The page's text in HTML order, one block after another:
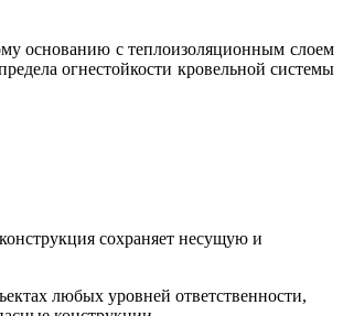
основанию с теплоизоляционным слоем
огнестойкости кровельной системы
сохраняет несущую и
любых уровней ответственности,